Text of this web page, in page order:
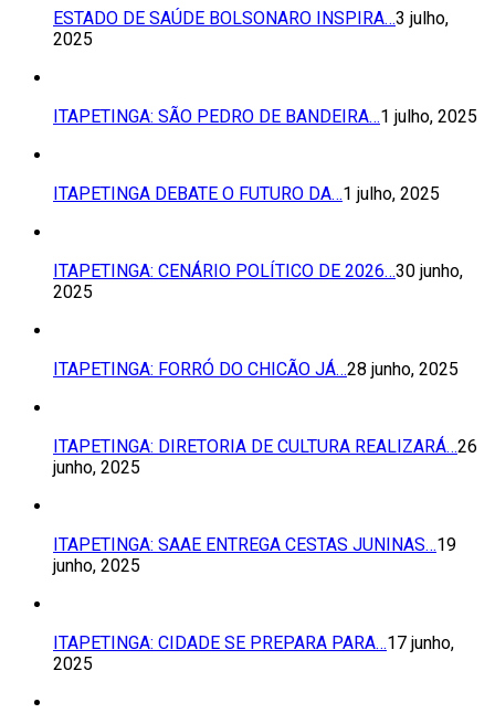
ESTADO DE SAÚDE BOLSONARO INSPIRA…3 julho,
2025
ITAPETINGA: SÃO PEDRO DE BANDEIRA…1 julho, 2025
ITAPETINGA DEBATE O FUTURO DA…1 julho, 2025
ITAPETINGA: CENÁRIO POLÍTICO DE 2026…30 junho,
2025
ITAPETINGA: FORRÓ DO CHICÃO JÁ…28 junho, 2025
ITAPETINGA: DIRETORIA DE CULTURA REALIZARÁ…26
junho, 2025
ITAPETINGA: SAAE ENTREGA CESTAS JUNINAS…19
junho, 2025
ITAPETINGA: CIDADE SE PREPARA PARA…17 junho,
2025